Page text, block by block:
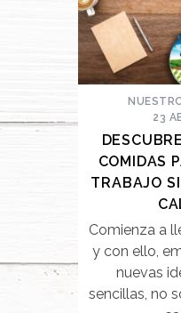
23
COMIDAS
TRABAJO
Comienza a
y con ello,
nuevas
sencillas, no